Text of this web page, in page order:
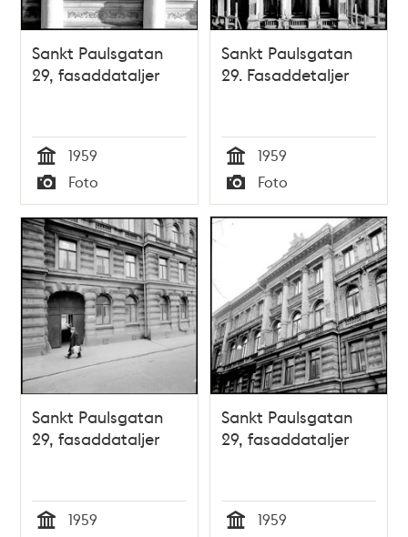
Sankt Paulsgatan
29, fasaddataljer
Tid
1959
Typ
Foto
Sankt Paulsgatan
29. Fasaddetaljer
Tid
1959
Typ
Foto
Sankt Paulsgatan
29, fasaddataljer
1959
Sankt Paulsgatan
29, fasaddataljer
1959